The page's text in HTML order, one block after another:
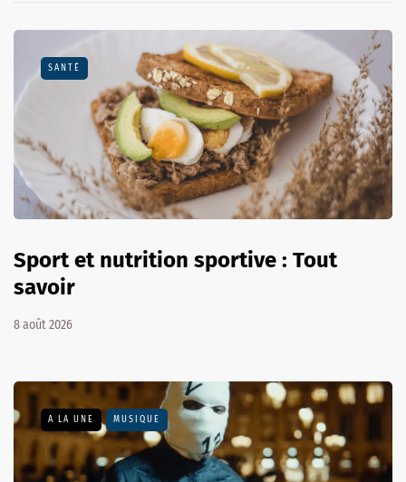
SANTÉ
Sport et nutrition sportive : Tout
savoir
8 août 2026
A LA UNE MUSIQUE